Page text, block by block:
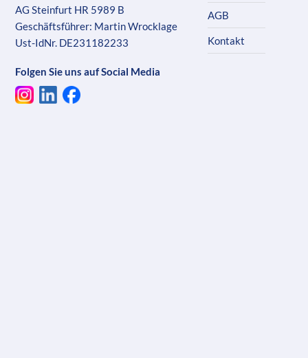
AG Steinfurt HR 5989 B
Geschäftsführer: Martin Wrocklage
Ust-IdNr. DE231182233
Folgen Sie uns auf Social Media
AGB
Kontakt